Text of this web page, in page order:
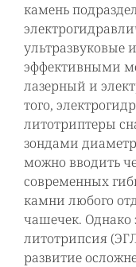
камень
ультразвуковые
эффективными
лазерный и
того,
литотриптеры
зондами
можно вводить
современных
камни любого
чашечек. Однако
литотрипсия
развитие